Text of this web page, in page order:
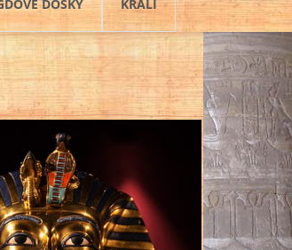
DOSKY KRÁLI